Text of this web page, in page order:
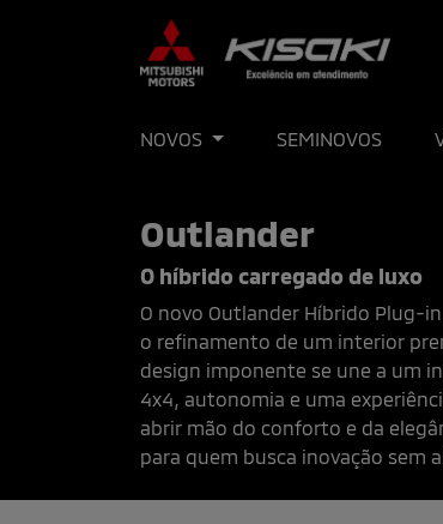
NOVOS SEMINOVOS
Outlander
O híbrido carregado de luxo
O novo Outlander Híbrido Plug-
o refinamento de um interior
design imponente se une a um
4x4, autonomia e uma
abrir mão do conforto e da
para quem busca inovação sem